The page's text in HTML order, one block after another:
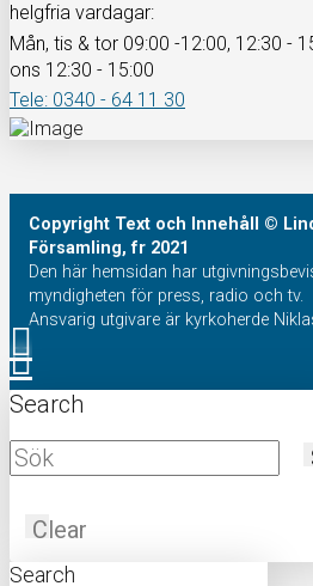
helgfria vardagar:
Mån, tis & tor 09:00 -12:00, 12:30 -
ons 12:30 - 15:00
Tele: 0340 - 64 11 30
Copyright Text och Innehåll
©
Församling, fr 2021
Den här hemsidan har
myndigheten för press, radio och tv.
Ansvarig utgivare är kyrkoherde
Search
Clear
Search